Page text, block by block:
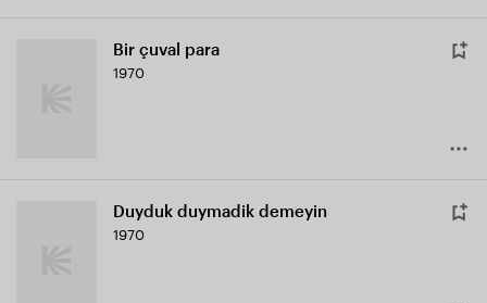
Bir çuval para
1970
Duyduk duymadik demeyin
1970